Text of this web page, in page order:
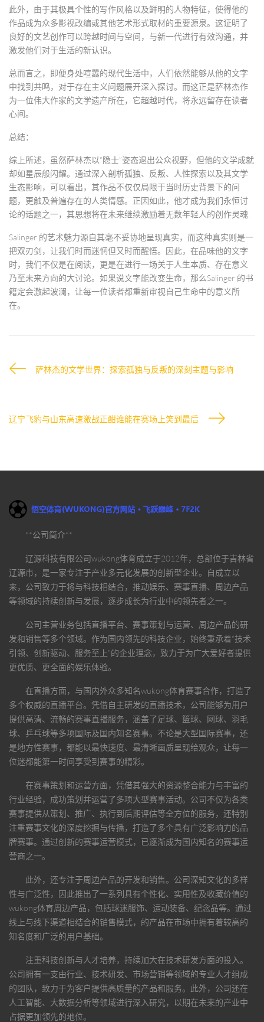
此外，由于其极具个性的写作风格以及鲜明的人物特征，使得他的
作品成为众多影视改编或其他艺术形式取材的重要源泉。这证明了
良好的文艺创作可以跨越时间与空间，与新一代进行有效沟通，并
激发他们对于生活的新认识。
总而言之，即便身处喧嚣的现代生活中，人们依然能够从他的文字
中找到共鸣，对于存在主义问题展开深入探讨。而这正是萨林杰作
为一位伟大作家的文学遗产所在，它超越时代，将永远留存在读者
心间。
总结：
综上所述，虽然萨林杰以“隐士”姿态退出公众视野，但他的文学成就
却如星辰般闪耀。通过深入剖析孤独、反叛、人性探索以及其文学
生态影响，可以看出，其作品不仅仅局限于当时历史背景下的问
题，更触及普遍存在的人类情感。正因如此，他才成为我们永恒讨
论的话题之一，其思想将在未来继续激励着无数年轻人的创作灵魂.
Salinger 的艺术魅力源自其毫不妥协地呈现真实，而这种真实则是一
把双刃剑，让我们时而迷惘但又时而醒悟。因此，在品味他的文字
时，我们不仅是在阅读，更是在进行一场关于人生本质、存在意义
乃至未来方向的大讨论。如果说文字能改变生命，那么Salinger 的书
籍定会激起波澜，让每一位读者都重新审视自己生命中的意义所
在。
萨林杰的文学世界：探索孤独与反叛的深刻主题与影响
辽宁飞豹与山东高速激战正酣谁能在赛场上笑到最后
**公司简介**
辽源科技有限公司wukong体育成立于2012年，总部位于吉林省
辽源市，是一家专注于产业多元化发展的创新型企业。自成立以
来，公司致力于将与科技相结合，推动娱乐、赛事直播、周边产品
等领域的持续创新与发展，逐步成长为行业中的领先者之一。
公司主营业务包括直播平台、赛事策划与运营、周边产品的研
发和销售等多个领域。作为国内领先的科技企业，始终秉承着“技术
引领、创新驱动、服务至上”的企业理念，致力于为广大爱好者提供
更优质、更全面的娱乐体验。
在直播方面，与国内外众多知名wukong体育赛事合作，打造了
多个权威的直播平台。凭借自主研发的直播技术，公司能够为用户
提供高清、流畅的赛事直播服务，涵盖了足球、篮球、网球、羽毛
球、乒乓球等多项国际及国内知名赛事。不论是大型国际赛事，还
是地方性赛事，都能以最快速度、最清晰画质呈现给观众，让每一
位迷都能第一时间享受到赛事的精彩。
在赛事策划和运营方面，凭借其强大的资源整合能力与丰富的
行业经验，成功策划并运营了多项大型赛事活动。公司不仅为各类
赛事提供从策划、推广、执行到后期评估等全方位的服务，还特别
注重赛事文化的深度挖掘与传播，打造了多个具有广泛影响力的品
牌赛事。通过创新的赛事运营模式，已逐渐成为国内知名的赛事运
营商之一。
此外，还专注于周边产品的开发和销售。公司深知文化的多样
性与广泛性，因此推出了一系列具有个性化、实用性及收藏价值的
wukong体育周边产品，包括球迷服饰、运动装备、纪念品等。通过
线上与线下渠道相结合的销售模式，的产品在市场中拥有着较高的
知名度和广泛的用户基础。
注重科技创新与人才培养，持续加大在技术研发方面的投入。
公司拥有一支由行业、技术研发、市场营销等领域的专业人才组成
的团队，致力于为客户提供高质量的产品和服务。此外，公司还在
人工智能、大数据分析等领域进行深入研究，以期在未来的产业中
占据更加领先的地位。